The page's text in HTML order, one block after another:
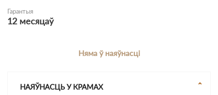
Гарантыя
12 месяцаў
Няма ў наяўнасці
НАЯЎНАСЦЬ У КРАМАХ